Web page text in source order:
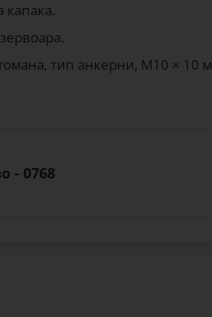
капака.
тип анкерни, M10 × 10
- 0768